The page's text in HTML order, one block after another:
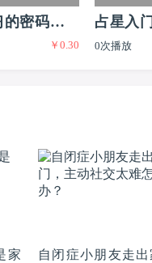
密码实现
￥0.30
占星入
又有闲
0次播放
家
自闭症小朋友走出